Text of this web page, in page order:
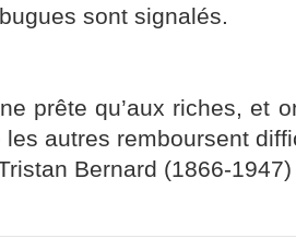
sont signalés.
prête qu’aux riches, et
les autres remboursent
Bernard (1866-1947)